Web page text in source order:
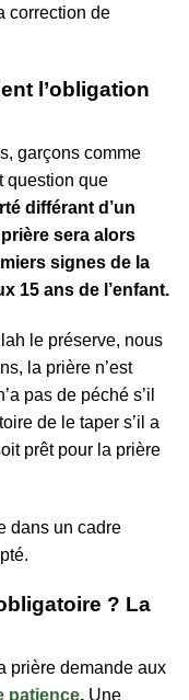
correction de
l’obligation
garçons comme
question que
différant d’un
sera alors
signes de la
15 ans de l’enfant.
le préserve, nous
la prière n’est
pas de péché s’il
de le taper s’il a
prêt pour la prière
dans un cadre
? La
prière demande aux
patience. Une